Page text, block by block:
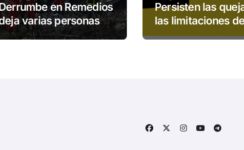
en Remedios
varias personas
Persisten las
las limitaciones
servicio 113 de